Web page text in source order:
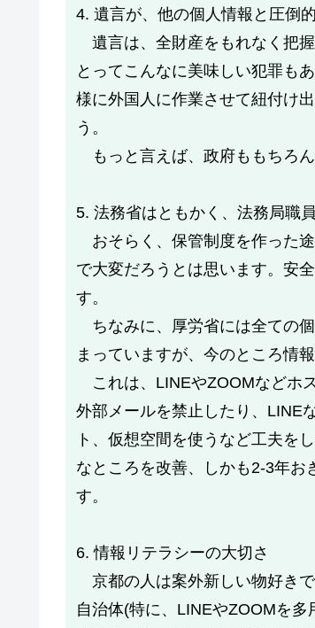
4. 遺言が、他の個人情報と圧倒
遺言は、全財産をもれなく把
とってこんなに美味しい犯罪も
様に外国人に作業させて紐付け
う。
もっと言えば、政府ももちろ
5. 法務省はともかく、法務局職
おそらく、保管制度を作った
で大変だろうとは思います。安
す。
ちなみに、厚労省には全ての
まっていますが、今のところ情
これは、LINEやZOOMなどホ
外部メールを禁止したり、LINE
ト、仮想空間を使うなど工夫を
なところを改善、しかも2-3年
す。
6. 情報リテラシーの大切さ
京都の人は案外新しい物好き
自治体(特に、LINEやZOOMを